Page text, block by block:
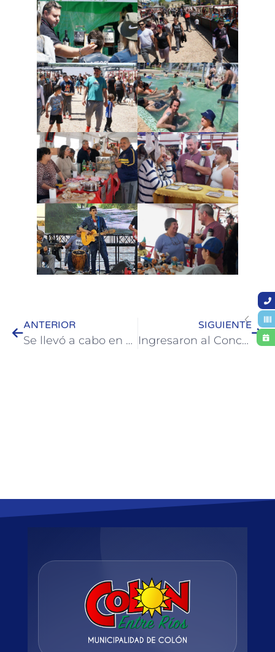
ANTERIOR
Se llevó a cabo en un evento para celebrar la inclusión
SIGUIENTE
Ingresaron al Concejo Deliberante de Colón tres proyectos referidos a vivienda